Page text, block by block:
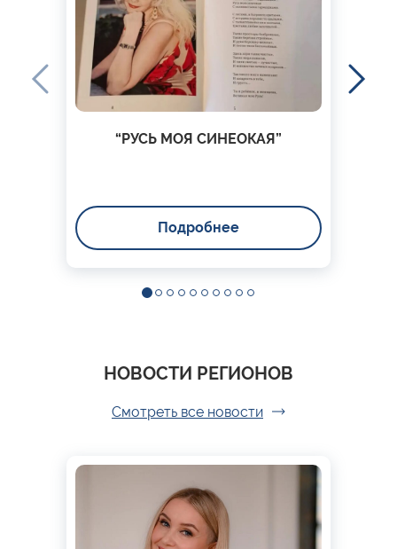
“РУСЬ МОЯ СИНЕОКАЯ”
Подробнее
НОВОСТИ РЕГИОНОВ
Смотреть все новости